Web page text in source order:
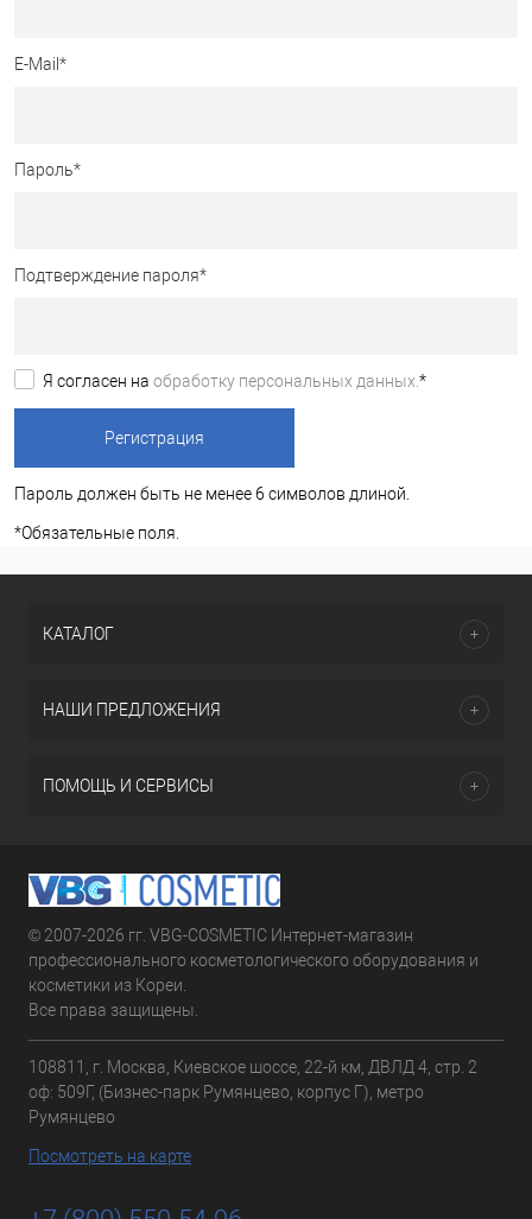
E-Mail *
Пароль*
Подтверждение пароля*
Я согласен на обработку персональных данных. *
Пароль должен быть не менее 6 символов длиной.
*Обязательные поля.
КАТАЛОГ
НАШИ ПРЕДЛОЖЕНИЯ
ПОМОЩЬ И СЕРВИСЫ
© 2007-2026 гг. VBG-COSMETIC Интернет-магазин
профессионального косметологического оборудования и
косметики из Кореи.
Все права защищены.
108811, г. Москва, Киевское шоссе, 22-й км, ДВЛД 4, стр. 2
оф: 509Г, (Бизнес-парк Румянцево, корпус Г), метро
Румянцево
Посмотреть на карте